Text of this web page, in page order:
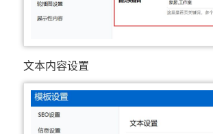
文本内容设置